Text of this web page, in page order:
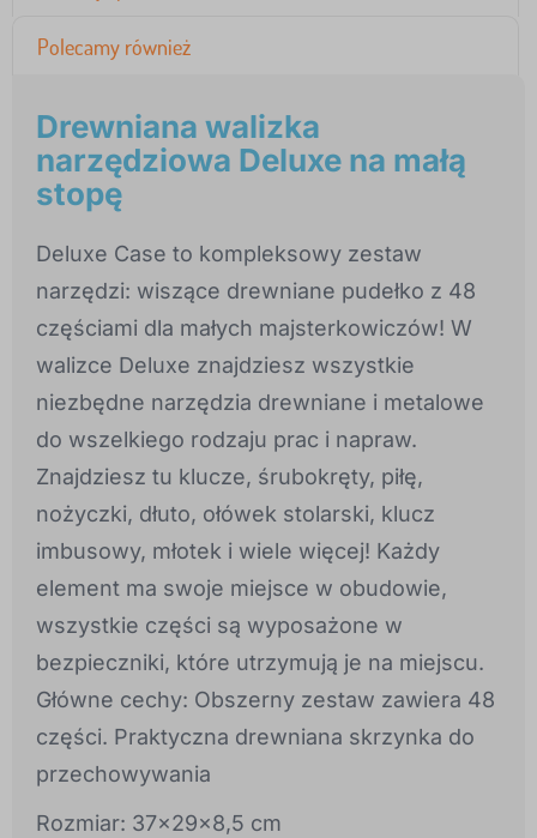
Polecamy również
Drewniana walizka
narzędziowa Deluxe na małą
stopę
Deluxe Case to kompleksowy zestaw
narzędzi: wiszące drewniane pudełko z 48
częściami dla małych majsterkowiczów! W
walizce Deluxe znajdziesz wszystkie
niezbędne narzędzia drewniane i metalowe
do wszelkiego rodzaju prac i napraw.
Znajdziesz tu klucze, śrubokręty, piłę,
nożyczki, dłuto, ołówek stolarski, klucz
imbusowy, młotek i wiele więcej! Każdy
element ma swoje miejsce w obudowie,
wszystkie części są wyposażone w
bezpieczniki, które utrzymują je na miejscu.
Główne cechy: Obszerny zestaw zawiera 48
części. Praktyczna drewniana skrzynka do
przechowywania
Rozmiar: 37x29x8,5 cm